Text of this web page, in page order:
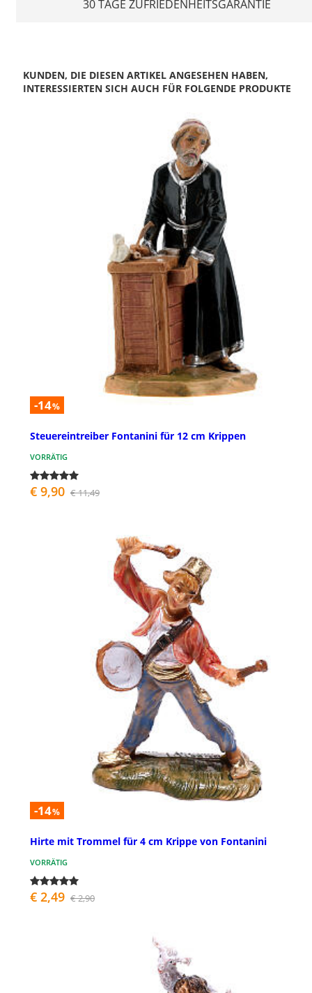
30 TAGE ZUFRIEDENHEITSGARANTIE
KUNDEN, DIE DIESEN ARTIKEL ANGESEHEN HABEN,
INTERESSIERTEN SICH AUCH FÜR FOLGENDE PRODUKTE
-14%
Steuereintreiber Fontanini für 12 cm Krippen
VORRÄTIG
€ 9,90 € 11,49
-14%
Hirte mit Trommel für 4 cm Krippe von Fontanini
VORRÄTIG
€ 2,49 € 2,90